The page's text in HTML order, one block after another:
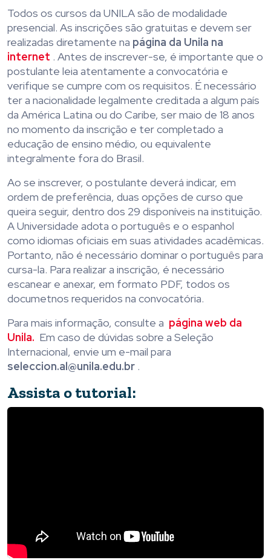
Todos os cursos da UNILA são de modalidade
presencial. As inscrições são gratuitas e devem ser
realizadas diretamente na página da Unila na
internet . Antes de inscrever-se, é importante que o
postulante leia atentamente a convocatória e
verifique se cumpre com os requisitos. É necessário
ter a nacionalidade legalmente creditada a algum país
da América Latina ou do Caribe, ser maio de 18 anos
no momento da inscrição e ter completado a
educação de ensino médio, ou equivalente
integralmente fora do Brasil.
Ao se inscrever, o postulante deverá indicar, em
ordem de preferência, duas opções de curso que
queira seguir, dentro dos 29 disponíveis na instituição.
A Universidade adota o português e o espanhol
como idiomas oficiais em suas atividades acadêmicas.
Portanto, não é necessário dominar o português para
cursa-la. Para realizar a inscrição, é necessário
escanear e anexar, em formato PDF, todos os
documetnos requeridos na convocatória.
Para mais informação, consulte a página web da
Unila. Em caso de dúvidas sobre a Seleção
Internacional, envie um e-mail para
seleccion.al@unila.edu.br .
Assista o tutorial: